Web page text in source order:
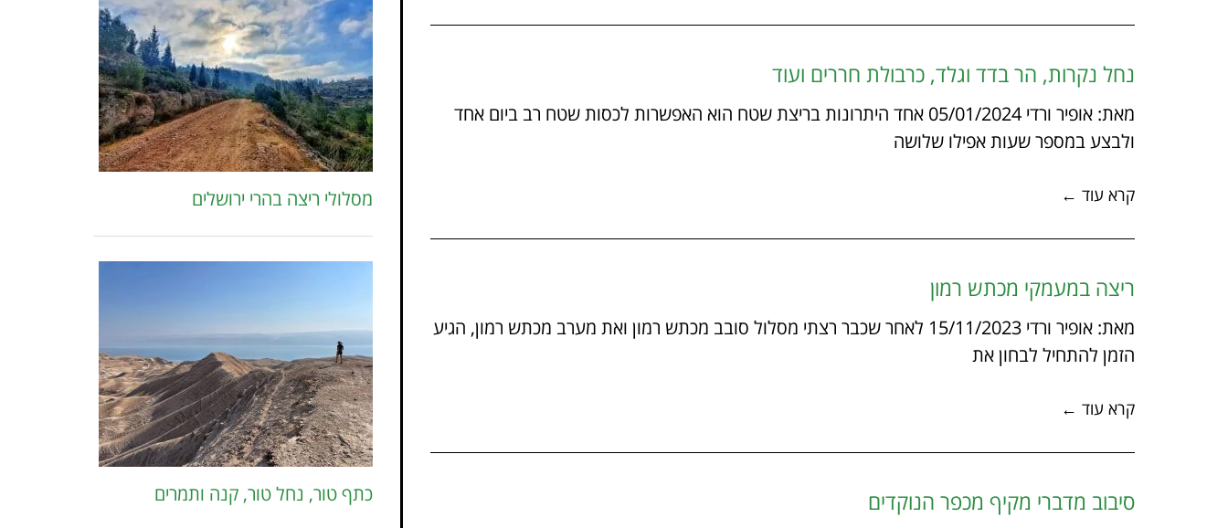
נחל נקרות, הר בדד וגלד, כרבולת חררים ועוד
מאת: אופיר ורדי 05/01/2024 אחד היתרונות בריצת שטח הוא האפשרות לכסות שטח רב ביום אחד
ולבצע במספר שעות אפילו שלושה
קרא עוד ←
ריצה במעמקי מכתש רמון
מאת: אופיר ורדי 15/11/2023 לאחר שכבר רצתי מסלול סובב מכתש רמון ואת מערב מכתש רמון, הגיע
הזמן להתחיל לבחון את
קרא עוד ←
סיבוב מדברי מקיף מכפר הנוקדים
מסלולי ריצה בהרי ירושלים
כתף טור, נחל טור, קנה ותמרים